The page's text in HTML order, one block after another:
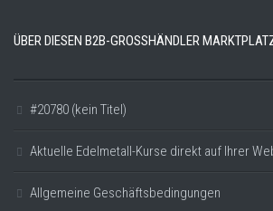
ÜBER DIESEN B2B-GROSSHÄNDLER
#20780 (kein Titel)
Aktuelle Edelmetall-Kurse direkt auf Ihrer
Allgemeine Geschäftsbedingungen